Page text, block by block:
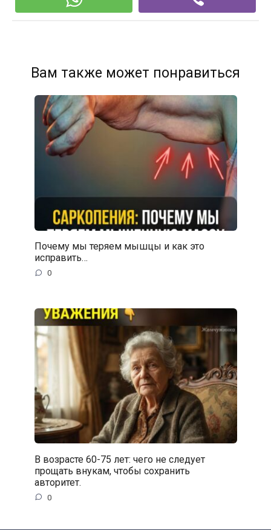
Вам также может понравиться
Почему мы теряем мышцы и как это
исправить…
0
В возрасте 60-75 лет: чего не следует
прощать внукам, чтобы сохранить
авторитет.
0